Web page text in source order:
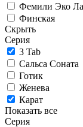
Фемили Эко
Финская
Скрыть
Серия
3 Tab
Сальса Соната
Готик
Женева
Карат
Показать все
Серия